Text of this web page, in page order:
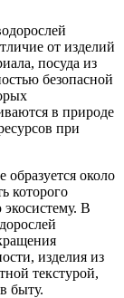
от изделий
посуда из
безопасной
в природе
при
образуется около
которого
В
изделия из
текстурой,
быту.